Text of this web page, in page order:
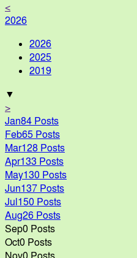
<
2026
2026
2025
2019
▼
>
Jan84 Posts
Feb65 Posts
Mar128 Posts
Apr133 Posts
May130 Posts
Jun137 Posts
Jul150 Posts
Aug26 Posts
Sep0 Posts
Oct0 Posts